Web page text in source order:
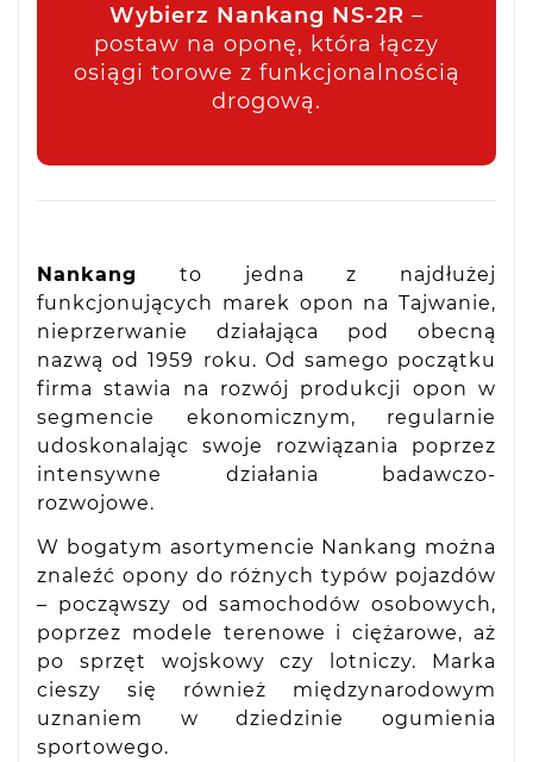
Wybierz Nankang NS-2R –
postaw na oponę, która łączy
osiągi torowe z funkcjonalnością
drogową.
Nankang
to jedna z najdłużej
funkcjonujących marek opon na Tajwanie,
nieprzerwanie działająca pod obecną
nazwą od 1959 roku. Od samego początku
firma stawia na rozwój produkcji opon w
segmencie ekonomicznym, regularnie
udoskonalając swoje rozwiązania poprzez
intensywne działania badawczo-
rozwojowe.
W bogatym asortymencie Nankang można
znaleźć opony do różnych typów pojazdów
– począwszy od samochodów osobowych,
poprzez modele terenowe i ciężarowe, aż
po sprzęt wojskowy czy lotniczy. Marka
cieszy się również międzynarodowym
uznaniem w dziedzinie ogumienia
sportowego.